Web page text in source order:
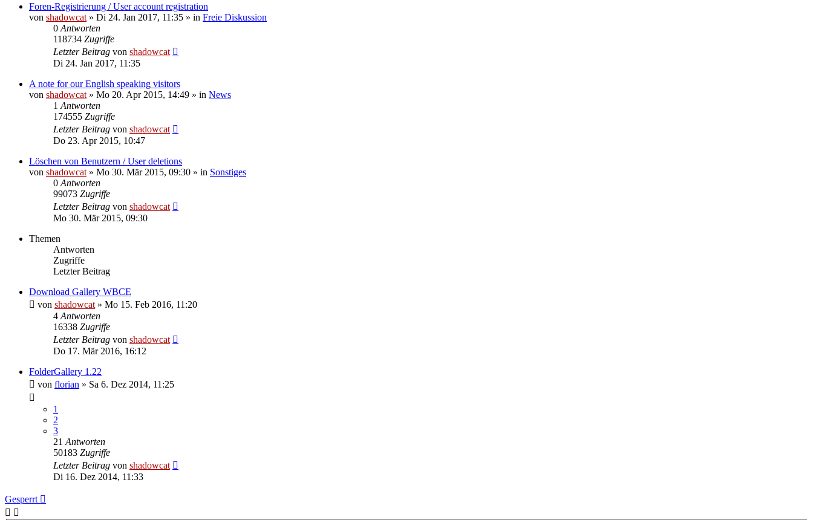
Foren-Registrierung / User account registration
von shadowcat » Di 24. Jan 2017, 11:35 » in Freie Diskussion
0 Antworten
118734 Zugriffe
Letzter Beitrag von shadowcat
Di 24. Jan 2017, 11:35
A note for our English speaking visitors
von shadowcat » Mo 20. Apr 2015, 14:49 » in News
1 Antworten
174555 Zugriffe
Letzter Beitrag von shadowcat
Do 23. Apr 2015, 10:47
Löschen von Benutzern / User deletions
von shadowcat » Mo 30. Mär 2015, 09:30 » in Sonstiges
0 Antworten
99073 Zugriffe
Letzter Beitrag von shadowcat
Mo 30. Mär 2015, 09:30
Themen
Antworten
Zugriffe
Letzter Beitrag
Download Gallery WBCE
von shadowcat » Mo 15. Feb 2016, 11:20
4 Antworten
16338 Zugriffe
Letzter Beitrag von shadowcat
Do 17. Mär 2016, 16:12
FolderGallery 1.22
von florian » Sa 6. Dez 2014, 11:25
1
2
3
21 Antworten
50183 Zugriffe
Letzter Beitrag von shadowcat
Di 16. Dez 2014, 11:33
Gesperrt